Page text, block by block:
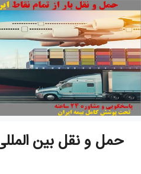
حمل و نقل بین